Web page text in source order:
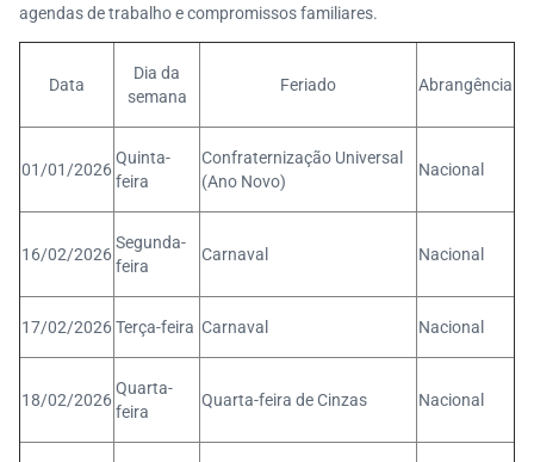
agendas de trabalho e compromissos familiares.
Data
Dia da
semana
Feriado Abrangência
01/01/2026
Quinta-
feira
Confraternização Universal
(Ano Novo)
Nacional
16/02/2026
Segunda-
feira
Carnaval Nacional
17/02/2026Terça-feira Carnaval Nacional
18/02/2026
Quarta-
feira
Quarta-feira de Cinzas Nacional